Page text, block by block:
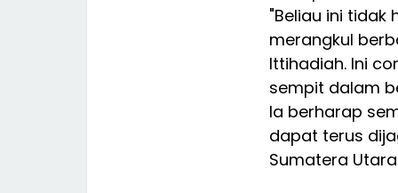
"Beliau ini
merangkul
Ittihadiah. Ini
sempit dalam
Ia berharap
dapat terus
Sumatera